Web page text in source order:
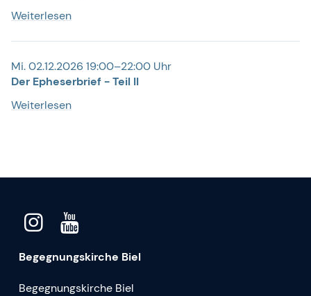
Weiterlesen
Mi. 02.12.2026 19:00–22:00 Uhr
Der Epheserbrief - Teil II
Weiterlesen
Begegnungskirche Biel
Begegnungskirche Biel